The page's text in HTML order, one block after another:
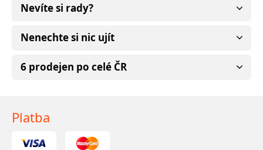
Nevíte si rady?
Nenechte si nic ujít
6 prodejen po celé ČR
Platba